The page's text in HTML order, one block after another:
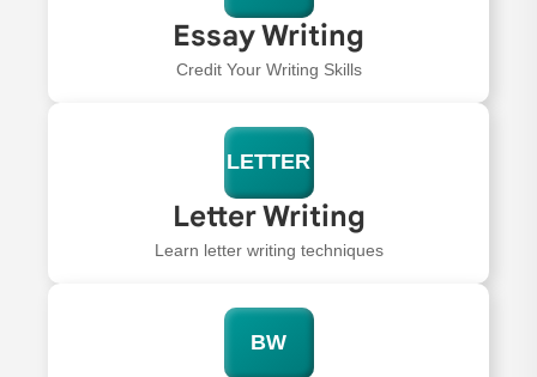
Essay Writing
Credit Your Writing Skills
LETTER
Letter Writing
Learn letter writing techniques
BW